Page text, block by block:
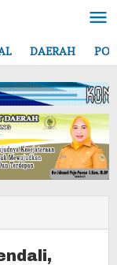
DAERAH